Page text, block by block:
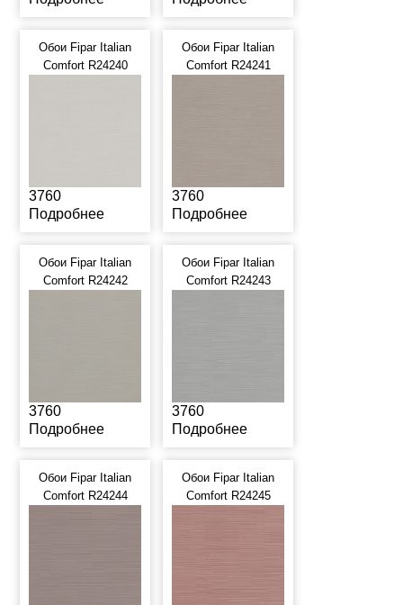
Обои Fipar Italian
Comfort R24240
3760
Подробнее
Обои Fipar Italian
Comfort R24241
3760
Подробнее
Обои Fipar Italian
Comfort R24242
3760
Подробнее
Обои Fipar Italian
Comfort R24243
3760
Подробнее
Обои Fipar Italian
Comfort R24244
Обои Fipar Italian
Comfort R24245